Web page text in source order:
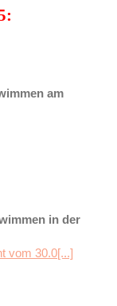
am
in der
vom 30.0[...]